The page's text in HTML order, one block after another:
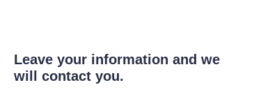
Leave your information and we
will contact you.